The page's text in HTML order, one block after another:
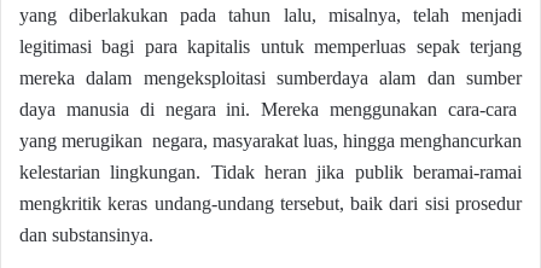
yang diberlakukan pada tahun lalu, misalnya, telah menjadi
legitimasi bagi para kapitalis untuk memperluas sepak terjang
mereka dalam mengeksploitasi sumberdaya alam dan sumber
daya manusia di negara ini. Mereka menggunakan cara-cara
yang merugikan negara, masyarakat luas, hingga menghancurkan
kelestarian lingkungan. Tidak heran jika publik beramai-ramai
mengkritik keras undang-undang tersebut, baik dari sisi prosedur
dan substansinya.